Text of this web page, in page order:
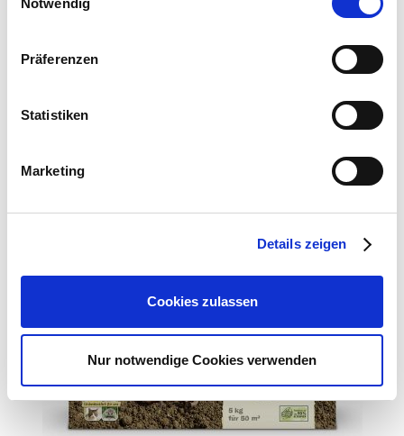
betätigen Sie anschließend den "OK"-Button:
Präferenzen
Statistiken
Marketing
Details zeigen
Cookies zulassen
Nur notwendige Cookies verwenden
garten.de